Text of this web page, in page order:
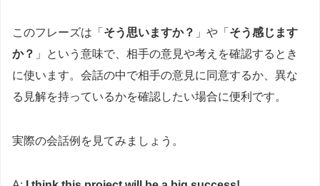
このフレーズは「 そう思いますか？ 」や「 そう感じます
か？ 」という意味で、相手の意見や考えを確認するとき
に使います。会話の中で相手の意見に同意するか、異な
る見解を持っているかを確認したい場合に便利です。
実際の会話例を見てみましょう。